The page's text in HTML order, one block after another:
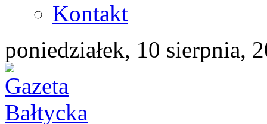
Kontakt
poniedziałek, 10 sierpnia,